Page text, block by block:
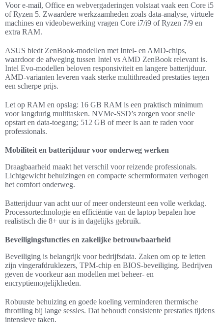
Voor e-mail, Office en webvergaderingen volstaat vaak een Core i5
of Ryzen 5. Zwaardere werkzaamheden zoals data-analyse, virtuele
machines en videobewerking vragen Core i7/i9 of Ryzen 7/9 en
extra RAM.
ASUS biedt ZenBook-modellen met Intel- en AMD-chips,
waardoor de afweging tussen Intel vs AMD ZenBook relevant is.
Intel Evo-modellen beloven responsiviteit en langere batterijduur.
AMD-varianten leveren vaak sterke multithreaded prestaties tegen
een scherpe prijs.
Let op RAM en opslag: 16 GB RAM is een praktisch minimum
voor langdurig multitasken. NVMe-SSD’s zorgen voor snelle
opstart en data-toegang; 512 GB of meer is aan te raden voor
professionals.
Mobiliteit en batterijduur voor onderweg werken
Draagbaarheid maakt het verschil voor reizende professionals.
Lichtgewicht behuizingen en compacte schermformaten verhogen
het comfort onderweg.
Batterijduur van acht uur of meer ondersteunt een volle werkdag.
Processortechnologie en efficiëntie van de laptop bepalen hoe
realistisch die 8+ uur is in dagelijks gebruik.
Beveiligingsfuncties en zakelijke betrouwbaarheid
Beveiliging is belangrijk voor bedrijfsdata. Zaken om op te letten
zijn vingerafdruklezers, TPM-chip en BIOS-beveiliging. Bedrijven
geven de voorkeur aan modellen met beheer- en
encryptiemogelijkheden.
Robuuste behuizing en goede koeling verminderen thermische
throttling bij lange sessies. Dat behoudt consistente prestaties tijdens
intensieve taken.